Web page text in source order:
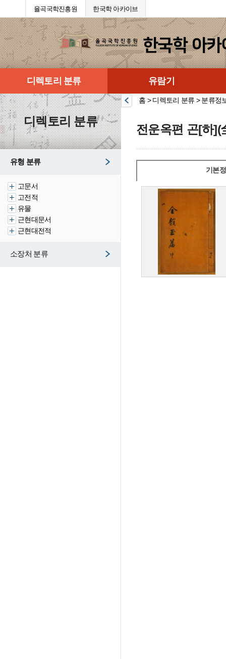
율곡국학진흥원 한국학 아카이브
디렉토리 분류 유람기
디렉토리 분류
유형 분류
고문서
고전적
유물
근현대문서
근현대전적
소장처 분류
홈 > 디렉토리 분류 > 분류정
전운옥편 곤[하](
기본